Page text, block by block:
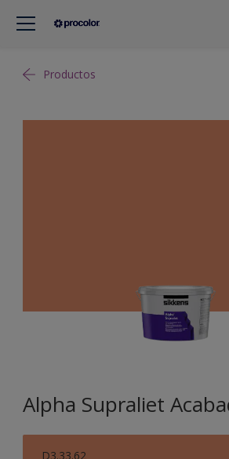
Productos
Alpha Supraliet
D3.33.62